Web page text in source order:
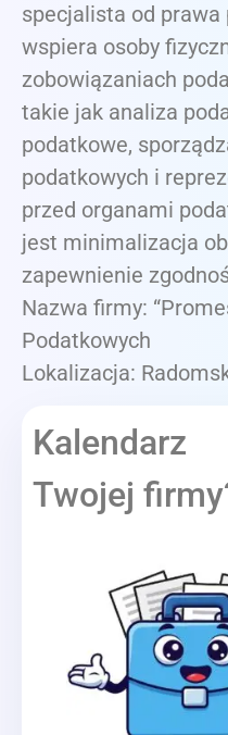
specjalista od
wspiera osoby
zobowiązaniach
takie jak analiza
podatkowe,
podatkowych i
przed organami
jest minimalizacja
zapewnienie
Nazwa firmy:
Podatkowych
Lokalizacja:
Twojej